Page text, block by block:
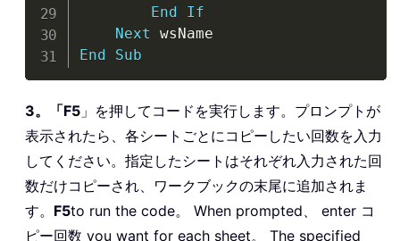
End
If
Next
End
Sub
3。「F5 」を押してコードを実行します。プロンプトが
表示されたら、各シートごとにコピーしたい回数を入力
してください。指定したシートはそれぞれ入力された回
数だけコピーされ、ワークブックの末尾に追加されま
す。 F5to run the code。 When prompted、 enter コ
ピー回数 you want for each sheet。 The specified